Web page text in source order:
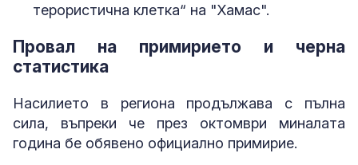
терористична клетка“ на "Хамас".
Провал на примирието и черна
статистика
Насилието в региона продължава с пълна
сила, въпреки че през октомври миналата
година бе обявено официално примирие.